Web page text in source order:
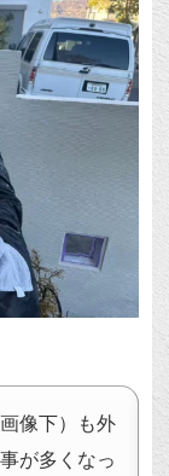
像下）も外
が多くなっ